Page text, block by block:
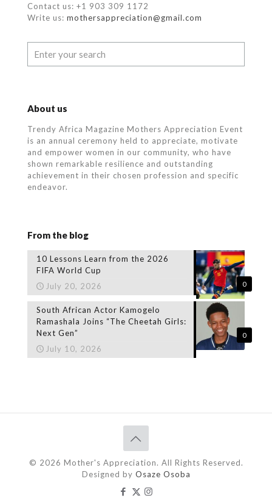
Contact us: +1 903 309 1172
Write us: mothersappreciation@gmail.com
About us
Trendy Africa Magazine Mothers Appreciation Event
is an annual ceremony held to appreciate, motivate
and empower women in our community, who have
shown remarkable resilience and outstanding
achievement in their chosen profession and specific
endeavor.
From the blog
0
10 Lessons Learn from the 2026
FIFA World Cup
July 20, 2026
0
South African Actor Kamogelo
Ramashala Joins “The Cheetah Girls:
Next Gen”
July 10, 2026
© 2026 Mother's Appreciation. All Rights Reserved.
Designed by Osaze Osoba